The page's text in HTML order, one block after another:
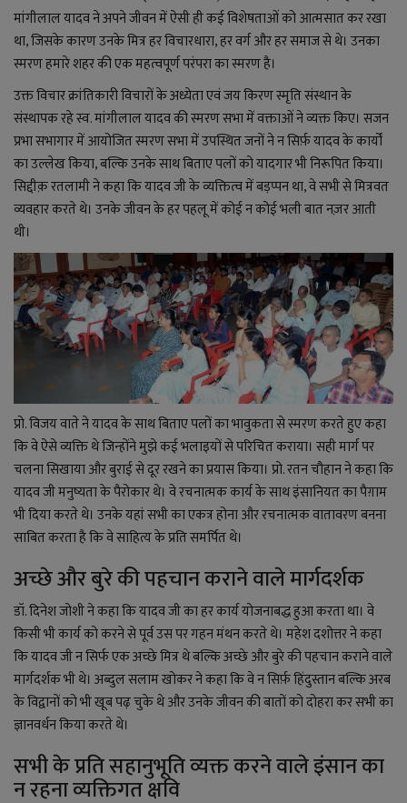
Language
English Hiindi
मांगीलाल यादव ने अपने जीवन में ऐसी ही कई विशेषताओं को आत्मसात कर रखा
था, जिसके कारण उनके मित्र हर विचारधारा, हर वर्ग और हर समाज से थे। उनका
स्मरण हमारे शहर की एक महत्वपूर्ण परंपरा का स्मरण है।
उक्त विचार क्रांतिकारी विचारों के अध्येता एवं जय किरण स्मृति संस्थान के
संस्थापक रहे स्व. मांगीलाल यादव की स्मरण सभा में वक्ताओं ने व्यक्त किए। सजन
प्रभा सभागार में आयोजित स्मरण सभा में उपस्थित जनों ने न सिर्फ़ यादव के कार्यों
का उल्लेख किया, बल्कि उनके साथ बिताए पलों को यादगार भी निरूपित किया।
सिद्दीक़ रतलामी ने कहा कि यादव जी के व्यक्तित्व में बड़प्पन था, वे सभी से मित्रवत
व्यवहार करते थे। उनके जीवन के हर पहलू में कोई न कोई भली बात नज़र आती
थी।
प्रो. विजय वाते ने यादव के साथ बिताए पलों का भावुकता से स्मरण करते हुए कहा
कि वे ऐसे व्यक्ति थे जिन्होंने मुझे कई भलाइयों से परिचित कराया। सही मार्ग पर
चलना सिखाया और बुराई से दूर रखने का प्रयास किया। प्रो. रतन चौहान ने कहा कि
यादव जी मनुष्यता के पैरोकार थे। वे रचनात्मक कार्य के साथ इंसानियत का पैग़ाम
भी दिया करते थे। उनके यहां सभी का एकत्र होना और रचनात्मक वातावरण बनना
साबित करता है कि वे साहित्य के प्रति समर्पित थे।
अच्छे और बुरे की पहचान कराने वाले मार्गदर्शक
डॉ. दिनेश जोशी ने कहा कि यादव जी का हर कार्य योजनाबद्ध हुआ करता था। वे
किसी भी कार्य को करने से पूर्व उस पर गहन मंथन करते थे। महेश दशोत्तर ने कहा
कि यादव जी न सिर्फ एक अच्छे मित्र थे बल्कि अच्छे और बुरे की पहचान कराने वाले
मार्गदर्शक भी थे। अब्दुल सलाम खोकर ने कहा कि वे न सिर्फ़ हिंदुस्तान बल्कि अरब
के विद्वानों को भी खूब पढ़ चुके थे और उनके जीवन की बातों को दोहरा कर सभी का
ज्ञानवर्धन किया करते थे।
सभी के प्रति सहानुभूति व्यक्त करने वाले इंसान का
न रहना व्यक्तिगत क्षवि